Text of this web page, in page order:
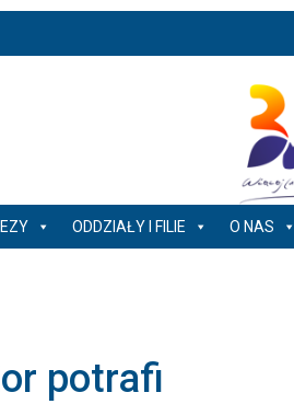
ODDZIAŁY I FILIE O NAS
potrafi